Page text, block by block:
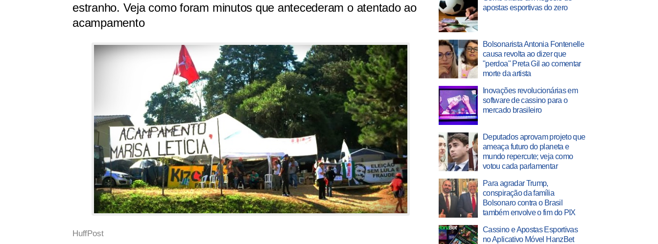
estranho. Veja como foram minutos que antecederam o atentado ao
acampamento
HuffPost
apostas esportivas do zero
Bolsonarista Antonia Fontenelle
causa revolta ao dizer que
"perdoa" Preta Gil ao comentar
morte da artista
Inovações revolucionárias em
software de cassino para o
mercado brasileiro
Deputados aprovam projeto que
ameaça futuro do planeta e
mundo repercute; veja como
votou cada parlamentar
Para agradar Trump,
conspiração da família
Bolsonaro contra o Brasil
também envolve o fim do PIX
Cassino e Apostas Esportivas
no Aplicativo Móvel HanzBet